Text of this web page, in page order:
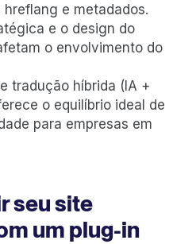
e metadados.
e o design do
o envolvimento do
tradução híbrida (IA +
o equilíbrio ideal de
para empresas em
seu site
um plug-in